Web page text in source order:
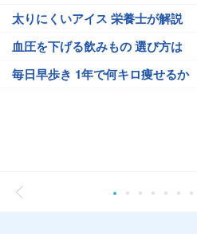
太りにくいアイス 栄養士が解説
血圧を下げる飲みもの 選び方は
毎日早歩き 1年で何キロ痩せるか